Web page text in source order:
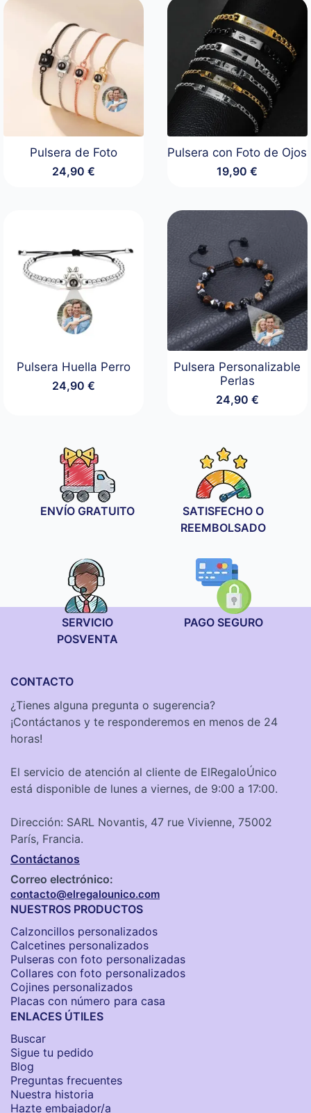
Pulsera de Foto
24,90€
Pulsera con Foto de Ojos
19,90€
Pulsera Huella Perro
24,90€
Pulsera Personalizable
Perlas
24,90 €
ENVÍO GRATUITO
SATISFECHO O
REEMBOLSADO
SERVICIO
POSVENTA
PAGO SEGURO
CONTACTO
¿Tienes alguna pregunta o sugerencia?
¡Contáctanos y te responderemos en menos de 24
horas!
El servicio de atención al cliente de ElRegaloÚnico
está disponible de lunes a viernes, de 9:00 a 17:00.
Dirección: SARL Novantis, 47 rue Vivienne, 75002
París, Francia.
Contáctanos
Correo electrónico:
contacto@elregalounico.com
NUESTROS PRODUCTOS
Calzoncillos personalizados​
Calcetines personalizados
Pulseras con foto personalizadas
Collares con foto personalizados
Cojines personalizados
Placas con número para casa
ENLACES ÚTILES
Buscar
Sigue tu pedido
Blog
Preguntas frecuentes
Nuestra historia
Hazte embajador/a